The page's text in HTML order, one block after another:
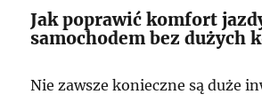
Jak poprawić komfort
samochodem bez dużych
Nie zawsze konieczne są duże